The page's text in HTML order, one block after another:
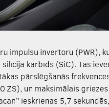
impulsu invertoru (PWR),
karbīds (SiC). Tas
pārslēgšanās
ZS), un maksimālais
ieskrienas 5,7